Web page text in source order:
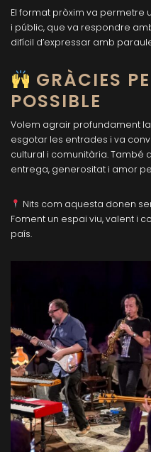
El format pròxim va permetre
i públic, que va respondre
difícil d’expressar amb
GRÀCIES
POSSIBLE
Volem agrair profundament
esgotar les entrades i va
cultural i comunitària. També
entrega, generositat i amor
Nits com aquesta donen
Foment un espai viu, valent i
país.